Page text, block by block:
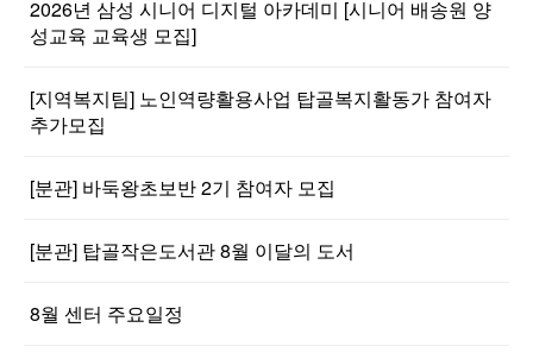
2026년 삼성 시니어 디지털 아카데미 [시니어 배송원 양
성교육 교육생 모집]
[지역복지팀] 노인역량활용사업 탑골복지활동가 참여자
추가모집
[분관] 바둑왕초보반 2기 참여자 모집
[분관] 탑골작은도서관 8월 이달의 도서
8월 센터 주요일정